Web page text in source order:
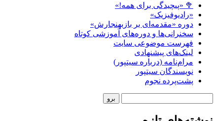
🥦 «پیچیدگی برای همه!»
«رادیوفیزیک»
دوره «مقدمه‌ای بر بازبهنجارش»
سخنرانی‌ها و دوره‌های آموزشی کوتاه
فهرست موضوعی سایت
لینک‌های پیشنهادی
مرام‌نامه (درباره سیتپور)
نویسندگان سیتپور
پشت‌پرده نجوم